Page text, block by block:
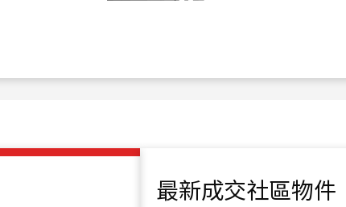
最新成交社區物件
115年07月 成交